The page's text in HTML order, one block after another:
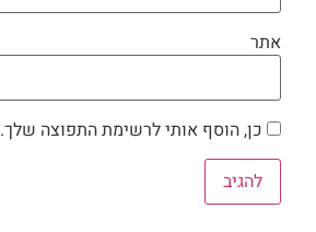
אתר
כן, הוסף אותי לרשימת התפוצה שלך.